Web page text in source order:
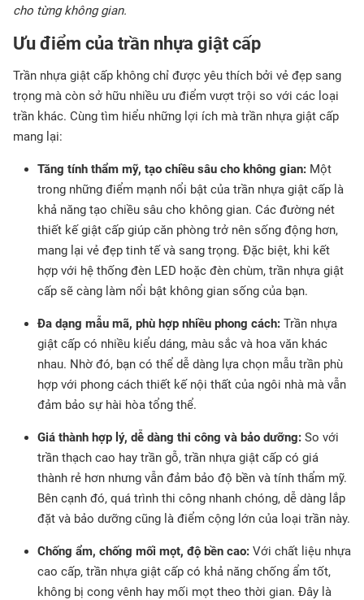
cho từng không gian.
Ưu điểm của trần nhựa giật cấp
Trần nhựa giật cấp không chỉ được yêu thích bởi vẻ đẹp sang
trọng mà còn sở hữu nhiều ưu điểm vượt trội so với các loại
trần khác. Cùng tìm hiểu những lợi ích mà trần nhựa giật cấp
mang lại:
Tăng tính thẩm mỹ, tạo chiều sâu cho không gian: Một
trong những điểm mạnh nổi bật của trần nhựa giật cấp là
khả năng tạo chiều sâu cho không gian. Các đường nét
thiết kế giật cấp giúp căn phòng trở nên sống động hơn,
mang lại vẻ đẹp tinh tế và sang trọng. Đặc biệt, khi kết
hợp với hệ thống đèn LED hoặc đèn chùm, trần nhựa giật
cấp sẽ càng làm nổi bật không gian sống của bạn.
Đa dạng mẫu mã, phù hợp nhiều phong cách: Trần nhựa
giật cấp có nhiều kiểu dáng, màu sắc và hoa văn khác
nhau. Nhờ đó, bạn có thể dễ dàng lựa chọn mẫu trần phù
hợp với phong cách thiết kế nội thất của ngôi nhà mà vẫn
đảm bảo sự hài hòa tổng thể.
Giá thành hợp lý, dễ dàng thi công và bảo dưỡng: So với
trần thạch cao hay trần gỗ, trần nhựa giật cấp có giá
thành rẻ hơn nhưng vẫn đảm bảo độ bền và tính thẩm mỹ.
Bên cạnh đó, quá trình thi công nhanh chóng, dễ dàng lắp
đặt và bảo dưỡng cũng là điểm cộng lớn của loại trần này.
Chống ẩm, chống mối mọt, độ bền cao: Với chất liệu nhựa
cao cấp, trần nhựa giật cấp có khả năng chống ẩm tốt,
không bị cong vênh hay mối mọt theo thời gian. Đây là